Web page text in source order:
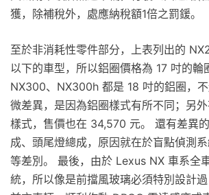
獲，除補稅外，處應納稅額1倍之罰鍰。
至於非消耗性零件部分，上表列出的
以下的車型，所以鋁圈價格為 17 吋的輪
NX300、NX300h 都是 18 吋的鋁圈，
微差異，是因為鋁圈樣式有所不同；另
樣式，售價也在 34,570 元。 還有差異
成、頭尾燈總成，原因就在於盲點偵測
等差別。 最後，由於 Lexus NX 車系全
統，所以像是前擋風玻璃必須特別設計